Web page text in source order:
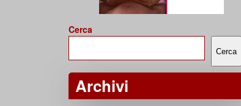
Cerca
Cerca
Archivi